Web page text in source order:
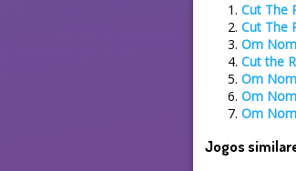
Cut The
Cut The
Om
Cut the
Om
Om
Om
Jogos